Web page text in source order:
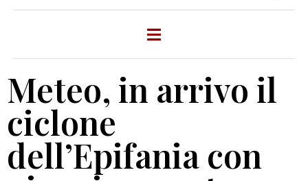
Meteo, in arrivo il
ciclone
dell’Epifania con